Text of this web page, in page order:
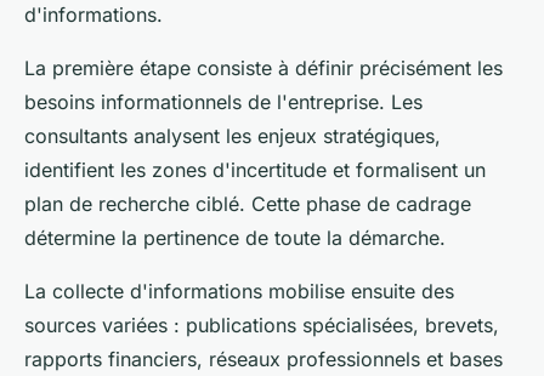
d'informations.
La première étape consiste à définir précisément les
besoins informationnels de l'entreprise. Les
consultants analysent les enjeux stratégiques,
identifient les zones d'incertitude et formalisent un
plan de recherche ciblé. Cette phase de cadrage
détermine la pertinence de toute la démarche.
La collecte d'informations mobilise ensuite des
sources variées : publications spécialisées, brevets,
rapports financiers, réseaux professionnels et bases